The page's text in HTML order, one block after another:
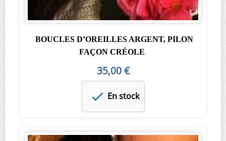
BOUCLES D’OREILLES ARGENT, PILON
FAÇON CRÉOLE
35,00 €
En stock